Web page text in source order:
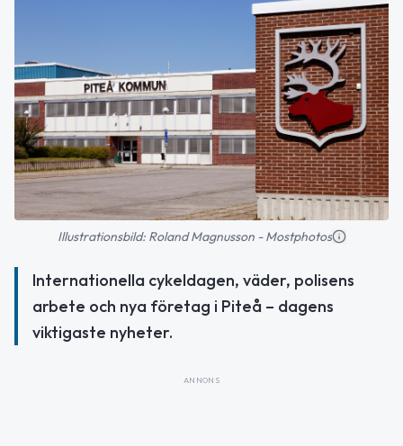
Illustrationsbild: Roland Magnusson - Mostphotos
Internationella cykeldagen, väder, polisens
arbete och nya företag i Piteå – dagens
viktigaste nyheter.
ANNONS